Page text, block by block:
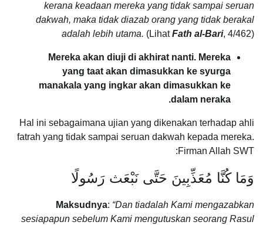
kerana keadaan mereka yang tidak sampai seruan
dakwah, maka tidak diazab orang yang tidak berakal
adalah lebih utama. (LihatFath al-Bari, 4/462)
Mereka akan diuji di akhirat nanti. Mereka
yang taat akan dimasukkan ke syurga
manakala yang ingkar akan dimasukkan ke
dalam neraka.
Hal ini sebagaimana ujian yang dikenakan terhadap ahli
fatrah yang tidak sampai seruan dakwah kepada mereka.
Firman Allah SWT:
وَمَا كُنَّا مُعَذِّبِينَ حَتَّى نَبْعَث رَسُولًا
Maksudnya: “Dan tiadalah Kami mengazabkan
sesiapapun sebelum Kami mengutuskan seorang Rasul